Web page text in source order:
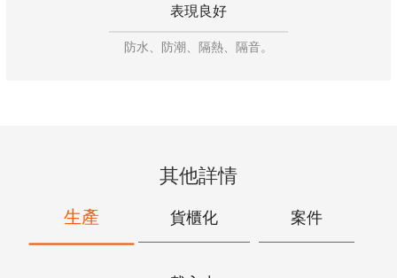
表現良好
防水、防潮、隔熱、隔音。
其他詳情
生產 貨櫃化 案件